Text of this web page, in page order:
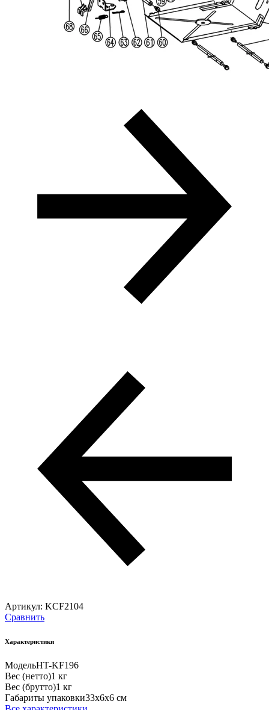
Артикул: KCF2104
Сравнить
Характеристики
МодельHT-KF196
Вес (нетто)1 кг
Вес (брутто)1 кг
Габариты упаковки33х6х6 см